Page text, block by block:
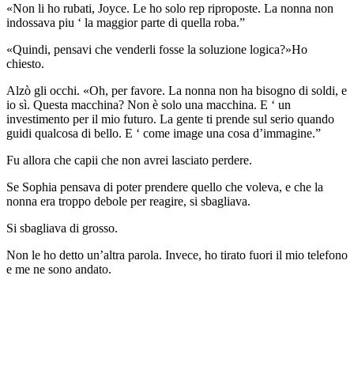
«Non li ho rubati, Joyce. Le ho solo rep riproposte. La nonna non
indossava piu ‘ la maggior parte di quella roba.”
«Quindi, pensavi che venderli fosse la soluzione logica?»Ho
chiesto.
Alzò gli occhi. «Oh, per favore. La nonna non ha bisogno di soldi, e
io sì. Questa macchina? Non è solo una macchina. E ‘ un
investimento per il mio futuro. La gente ti prende sul serio quando
guidi qualcosa di bello. E ‘ come image una cosa d’immagine.”
Fu allora che capii che non avrei lasciato perdere.
Se Sophia pensava di poter prendere quello che voleva, e che la
nonna era troppo debole per reagire, si sbagliava.
Si sbagliava di grosso.
Non le ho detto un’altra parola. Invece, ho tirato fuori il mio telefono
e me ne sono andato.